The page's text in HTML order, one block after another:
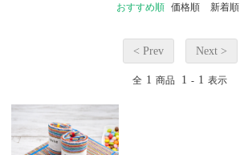
おすすめ順 価格順 新着順
< Prev Next >
全 1 商品 1 - 1 表示